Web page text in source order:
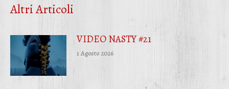
Altri Articoli
VIDEO NASTY #21
1 Agosto 2026